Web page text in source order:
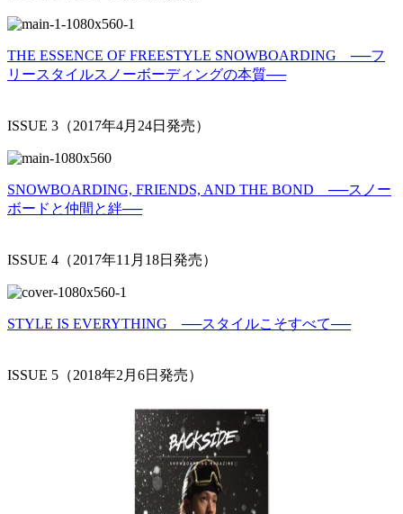
THE ESSENCE OF FREESTYLE SNOWBOARDING ──フ
リースタイルスノーボーディングの本質──
ISSUE 3（2017年4月24日発売）
SNOWBOARDING, FRIENDS, AND THE BOND ──スノー
ボードと仲間と絆──
ISSUE 4（2017年11月18日発売）
STYLE IS EVERYTHING ──スタイルこそすべて──
ISSUE 5（2018年2月6日発売）